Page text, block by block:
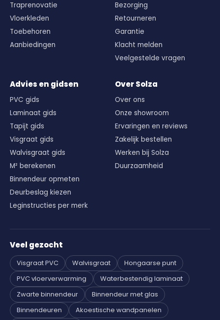
Traprenovatie
Vloerkleden
Toebehoren
Aanbiedingen
Bezorging
Retourneren
Garantie
Klacht melden
Veelgestelde vragen
Advies en gidsen
PVC gids
Laminaat gids
Tapijt gids
Visgraat gids
Walvisgraat gids
M² berekenen
Binnendeur opmeten
Deurbeslag kiezen
Leginstructies per merk
Over Solza
Over ons
Onze showroom
Ervaringen en reviews
Zakelijk bestellen
Werken bij Solza
Duurzaamheid
Veel gezocht
Visgraat PVC Walvisgraat
Hongaarse punt
PVC vloerverwarming
Waterbestendig laminaat
Zwarte binnendeur
Binnendeur met glas
Binnendeuren
Akoestische wandpanelen